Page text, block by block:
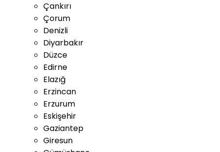
Çankırı
Çorum
Denizli
Diyarbakır
Düzce
Edirne
Elazığ
Erzincan
Erzurum
Eskişehir
Gaziantep
Giresun